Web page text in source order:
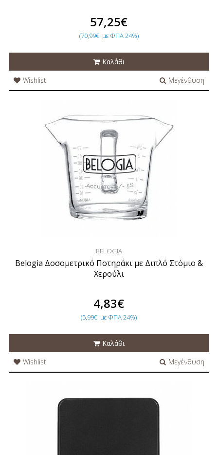
57,25€
(70,99€ με ΦΠΑ 24%)
Καλάθι
Wishlist
Μεγένθυση
BELOGIA
Belogia Δοσομετρικό Ποτηράκι με Διπλό Στόμιo &
Χερoύλι
4,83€
(5,99€ με ΦΠΑ 24%)
Καλάθι
Wishlist
Μεγένθυση